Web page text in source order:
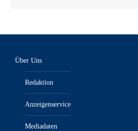
Über Uns
Redaktion
Anzeigenservice
Mediadaten